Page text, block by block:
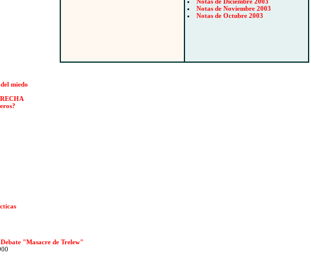
Notas de Noviembre 2003
Notas de Octubre 2003
miedo
"Masacre de Trelew"